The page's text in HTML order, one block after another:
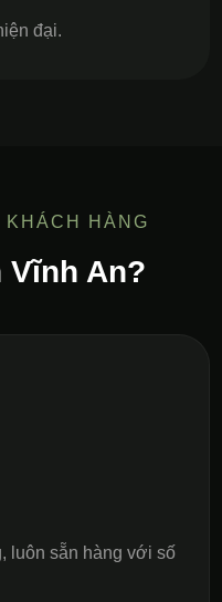
đại.
HÀNG
Vĩnh An?
luôn sẵn hàng với số